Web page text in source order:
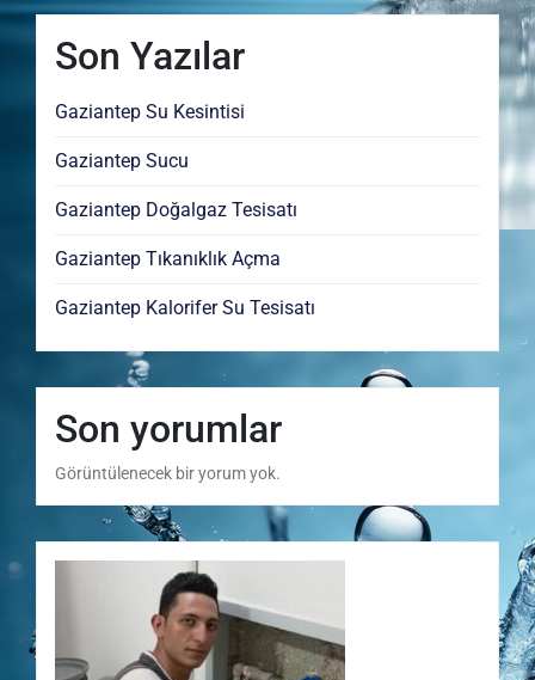
Son Yazılar
Gaziantep Su Kesintisi
Gaziantep Sucu
Gaziantep Doğalgaz Tesisatı
Gaziantep Tıkanıklık Açma
Gaziantep Kalorifer Su Tesisatı
Son yorumlar
Görüntülenecek bir yorum yok.